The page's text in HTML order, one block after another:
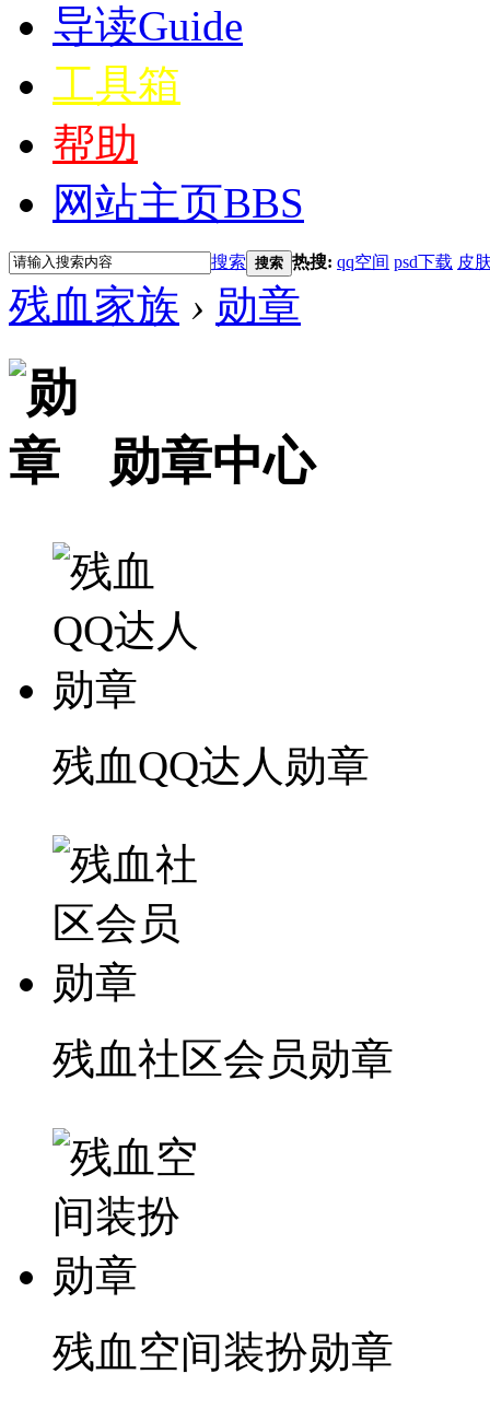
导读Guide
工具箱
帮助
网站主页BBS
搜索 搜索 热搜: qq空间 psd下载 皮
残血家族 › 勋章
勋章中心
残血QQ达人勋章
残血社区会员勋章
残血空间装扮勋章